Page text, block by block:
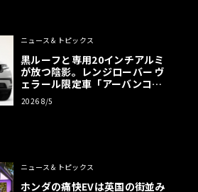
ニュース＆トピックス
黒ルーフと専用20インチアルミ
が放つ陰影。レンジローバー ヴ
ェラール限定車「アーバンコン
トラスト・エディション」登場
2026 8/5
ニュース＆トピックス
ホンダの痛快EVは英国の街並み